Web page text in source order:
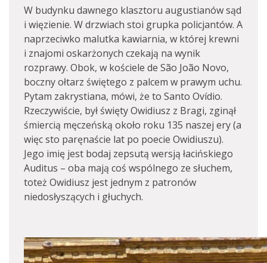
W budynku dawnego klasztoru augustianów sąd
i więzienie. W drzwiach stoi grupka policjantów. A
naprzeciwko malutka kawiarnia, w której krewni
i znajomi oskarżonych czekają na wynik
rozprawy. Obok, w kościele de São João Novo,
boczny ołtarz świętego z palcem w prawym uchu.
Pytam zakrystiana, mówi, że to Santo Ovídio.
Rzeczywiście, był święty Owidiusz z Bragi, zginął
śmiercią męczeńską około roku 135 naszej ery (a
więc sto paręnaście lat po poecie Owidiuszu).
Jego imię jest bodaj zepsutą wersją łacińskiego
Auditus – oba mają coś wspólnego ze słuchem,
toteż Owidiusz jest jednym z patronów
niedosłyszących i głuchych.